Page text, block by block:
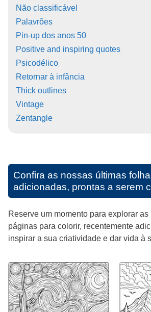
Não classificável
Palavrões
Pin-up dos anos 50
Positive and inspiring quotes
Psicodélico
Retornar à infância
Thick outlines
Vintage
Zentangle
Confira as nossas últimas
adicionadas, prontas a serem
Reserve um momento para explorar
páginas para colorir, recentemente
inspirar a sua criatividade e dar vida à